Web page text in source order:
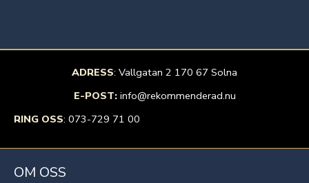
ADRESS: Vallgatan 2 170 67 Solna
E-POST: info@rekommenderad.nu
RING OSS: 073-729 71 00
OM OSS